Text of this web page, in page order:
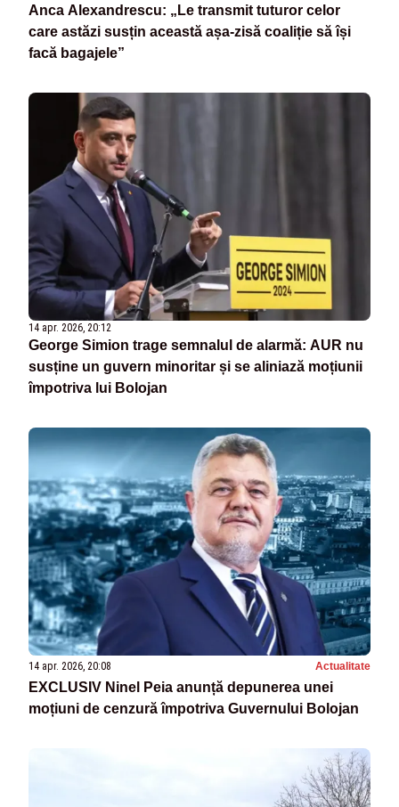
Anca Alexandrescu: „Le transmit tuturor celor
care astăzi susțin această așa-zisă coaliție să își
facă bagajele”
14 apr. 2026, 20:12
George Simion trage semnalul de alarmă: AUR nu
susține un guvern minoritar și se aliniază moțiunii
împotriva lui Bolojan
14 apr. 2026, 20:08 Actualitate
EXCLUSIV Ninel Peia anunță depunerea unei
moțiuni de cenzură împotriva Guvernului Bolojan